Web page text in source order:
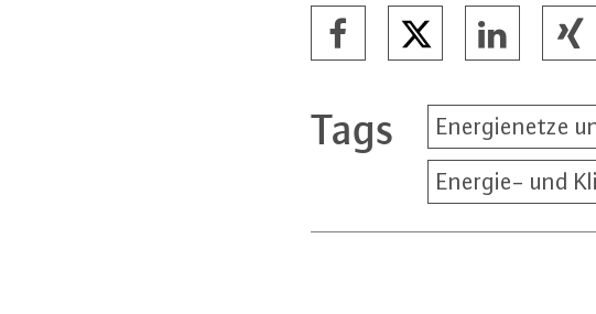
Tags Energienetze
Energie- und